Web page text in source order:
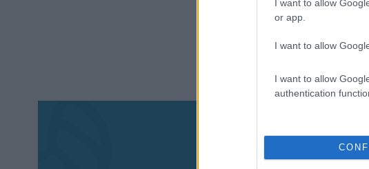
I want to allow
or app.
I want to allow
I want to allow
authentication